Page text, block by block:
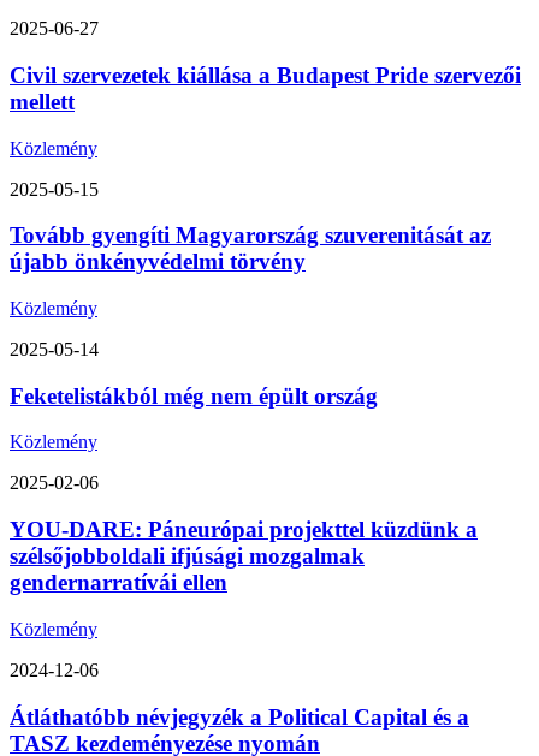
2025-06-27
Civil szervezetek kiállása a Budapest Pride szervezői
mellett
Közlemény
2025-05-15
Tovább gyengíti Magyarország szuverenitását az
újabb önkényvédelmi törvény
Közlemény
2025-05-14
Feketelistákból még nem épült ország
Közlemény
2025-02-06
YOU-DARE: Páneurópai projekttel küzdünk a
szélsőjobboldali ifjúsági mozgalmak
gendernarratívái ellen
Közlemény
2024-12-06
Átláthatóbb névjegyzék a Political Capital és a
TASZ kezdeményezése nyomán